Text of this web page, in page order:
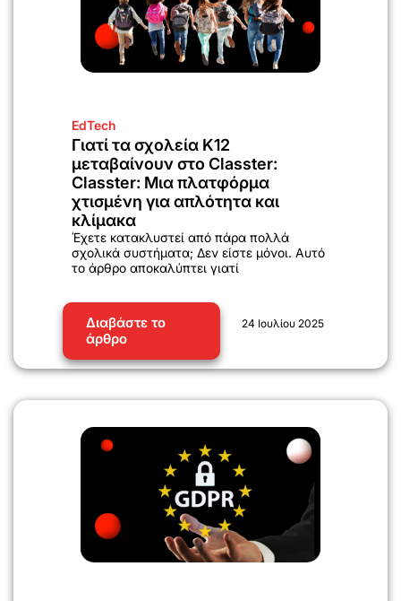
EdTech
Γιατί τα σχολεία K12
μεταβαίνουν στο Classter:
Classter: Μια πλατφόρμα
χτισμένη για απλότητα και
κλίμακα
Έχετε κατακλυστεί από πάρα πολλά
σχολικά συστήματα; Δεν είστε μόνοι. Αυτό
το άρθρο αποκαλύπτει γιατί
Διαβάστε το
άρθρο
24 Ιουλίου 2025